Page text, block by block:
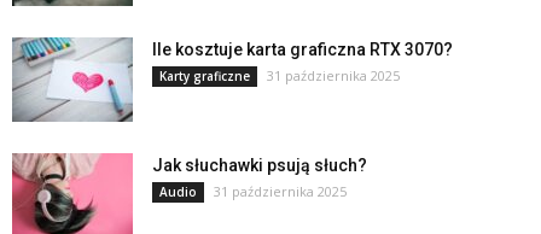
Ile kosztuje karta graficzna RTX 3070?
Karty graficzne 31 października 2025
Jak słuchawki psują słuch?
Audio 31 października 2025